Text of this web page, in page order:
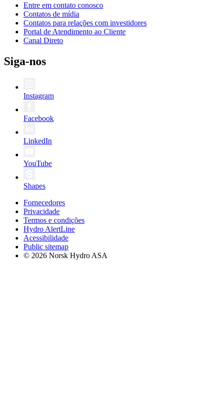
Entre em contato conosco
Contatos de mídia
Contatos para relações com investidores
Portal de Atendimento ao Cliente
Canal Direto
Siga-nos
Instagram
Facebook
LinkedIn
YouTube
Shapes
Fornecedores
Privacidade
Termos e condições
Hydro AlertLine
Acessibilidade
Public sitemap
© 2026 Norsk Hydro ASA